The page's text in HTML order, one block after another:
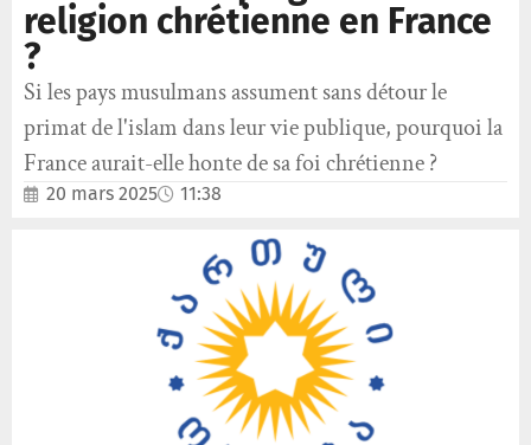
religion chrétienne en France
?
Si les pays musulmans assument sans détour le
primat de l'islam dans leur vie publique, pourquoi la
France aurait-elle honte de sa foi chrétienne ?
20 mars 2025 11:38